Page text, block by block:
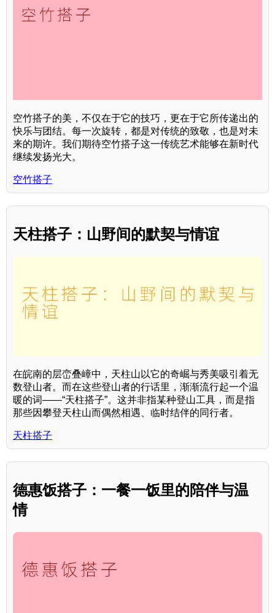
空竹搭子的美，不仅在于它的技巧，更在于它所传递出的
快乐与团结。每一次旋转，都是对传统的致敬，也是对未
来的期许。我们期待空竹搭子这一传统艺术能够在新时代
继续发扬光大。
空竹搭子
天柱搭子：山野间的默契与情谊
在皖南的层峦叠嶂中，天柱山以它的奇崛与秀美吸引着无
数登山者。而在这些登山者的行话里，渐渐流行起一个温
暖的词——“天柱搭子”。这并非指某种登山工具，而是指
那些因攀登天柱山而偶然相遇、临时结伴的同行者。
天柱搭子
德惠饭搭子：一餐一饭里的陪伴与温
情